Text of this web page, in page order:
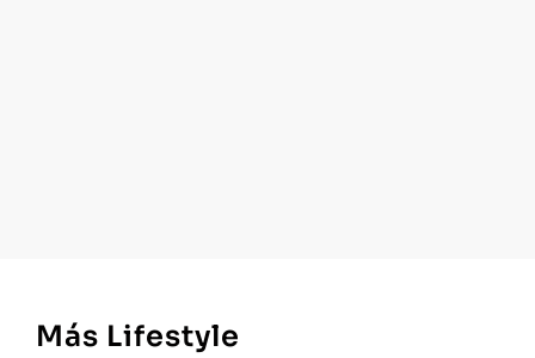
Más Lifestyle